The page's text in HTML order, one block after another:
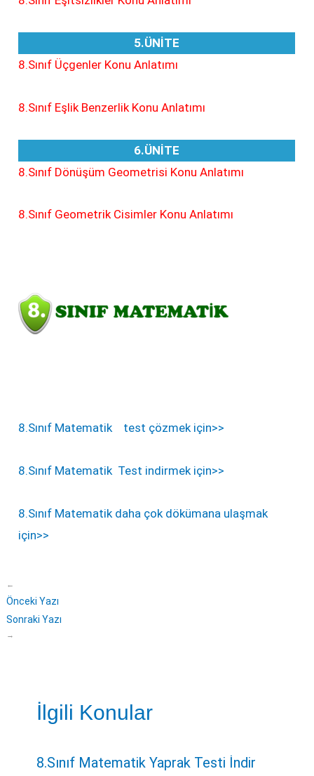
5.ÜNİTE
8.Sınıf Üçgenler Konu Anlatımı
8.Sınıf Eşlik Benzerlik Konu Anlatımı
6.ÜNİTE
8.Sınıf Dönüşüm Geometrisi Konu Anlatımı
8.Sınıf Geometrik Cisimler Konu Anlatımı
8.Sınıf Matematik test çözmek için>>
8.Sınıf Matematik Test indirmek için>>
8.Sınıf Matematik daha çok dökümana ulaşmak
için>>
←
Önceki Yazı
Sonraki Yazı
→
İlgili Konular
8.Sınıf Matematik Yaprak Testi İndir